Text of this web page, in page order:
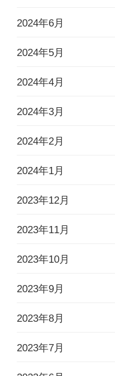
2024年6月
2024年5月
2024年4月
2024年3月
2024年2月
2024年1月
2023年12月
2023年11月
2023年10月
2023年9月
2023年8月
2023年7月